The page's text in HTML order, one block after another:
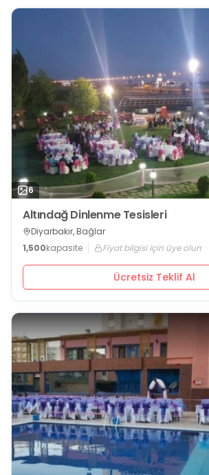
6
Altındağ Dinlenme Tesisleri
Diyarbakır, Bağlar
1,500kapasite Fiyat bilgisi için üye olun
Ücretsiz Teklif Al